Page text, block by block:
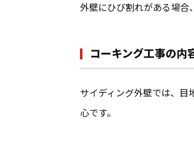
外壁にひび割れがある場合
コーキング工事の内
サイディング外壁では、
心です。